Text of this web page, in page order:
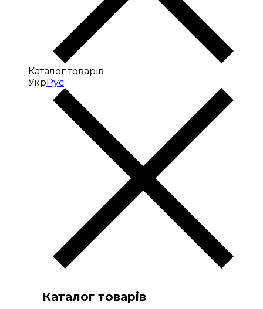
Каталог товарів
УкрРус
Каталог товарів